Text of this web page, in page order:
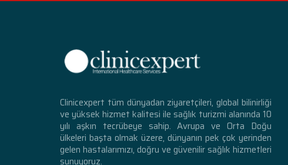
Clinicexpert tüm dünyadan ziyaretçileri, global bilinirliği
ve yüksek hizmet kalitesi ile sağlık turizmi alanında 10
yılı aşkın tecrübeye sahip. Avrupa ve Orta Doğu
ülkeleri başta olmak üzere, dünyanın pek çok yerinden
gelen hastalarımızı, doğru ve güvenilir sağlık hizmetleri
sunuyoruz.